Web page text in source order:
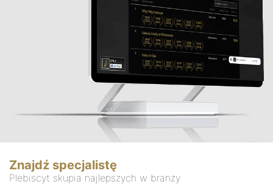
Znajdź specjalistę
Plebiscyt skupia najlepszych w branży